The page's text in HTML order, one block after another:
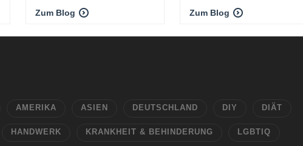
Zum Blog Zum Blog
AMERIKA ASIEN DEUTSCHLAND DIY DIÄT
HANDWERK KRANKHEIT & BEHINDERUNG LGBTIQ